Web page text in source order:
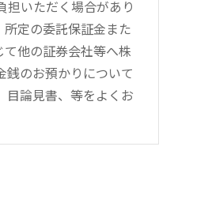
いただく場合があり
定の委託保証金また
他の証券会社等へ株
のお預かりについて
目論見書、等をよくお